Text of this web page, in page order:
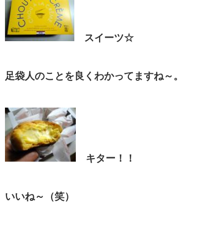
スイーツ☆
足袋人のことを良くわかってますね～。
キター！！
いいね～（笑）